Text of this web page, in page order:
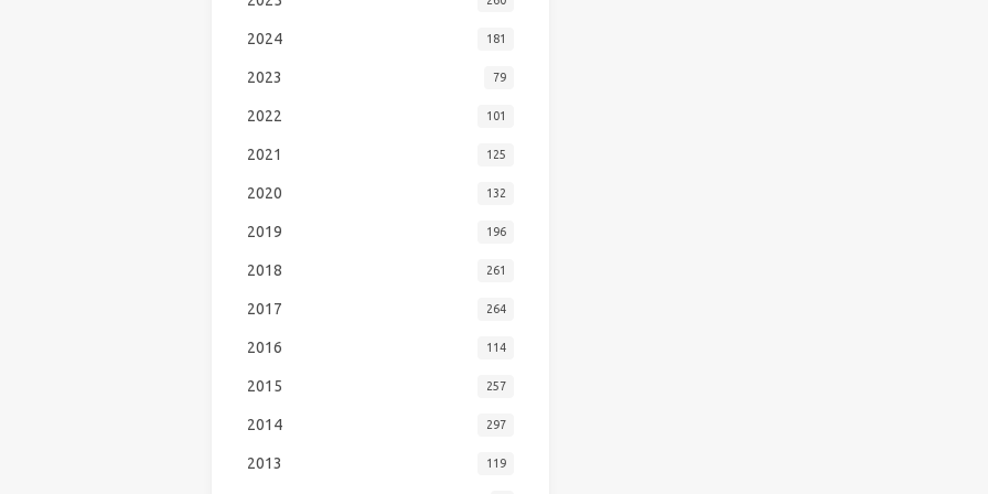
2024 181
2023 79
2022 101
2021 125
2020 132
2019 196
2018 261
2017 264
2016 114
2015 257
2014 297
2013 119